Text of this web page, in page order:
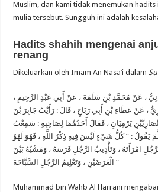
Muslim, dan kami tidak menemukan
mulia tersebut. Sungguh ini adalah
Hadits shahih mengenai
renang
Dikeluarkan oleh Imam An Nasa’i dalam
، عَنْ مُحَمَّدِ بْنِ سَلَمَةَ ، عَنْ أَبِي عَبْدِ الرَّحِيمِ ،
، عَنْ عَطَاءِ بْنِ أَبِي رَبَاحٍ ، قَالَ : رَأَيْتُ جَابِرَ بْنَ
يَرْمِيَانِ ، فَقَالَ أَحَدُهُمَا لِصَاحِبِهِ : سَمِعْتُ
يَقُولُ : ”كُلُّ شَيْءٍ لَيْسَ فِيهِ ذِكْرُ اللَّهِ ، فَهُوَ لَهُوٌ
امْرَأَتَهُ ، وَتَأْدِيبُ الرَّجُلِ فَرَسَهُ ، وَمَشْيُهُ بَيْنَ
الْغَرَضَيْنِ ، وَتَعْلِيمُ الرَّجُلِ السَّبَّاحَةَ“
Muhammad bin Wahb Al Harrani